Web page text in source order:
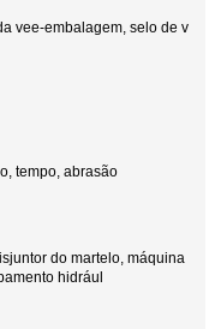
vee-embalagem, selo de v
tempo, abrasão
do martelo, máquina
hidrául